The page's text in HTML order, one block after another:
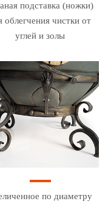
подставка (ножки)
облегчения чистки от
углей и золы
по диаметру